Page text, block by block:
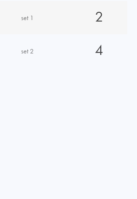
set 1
2
set 2 4